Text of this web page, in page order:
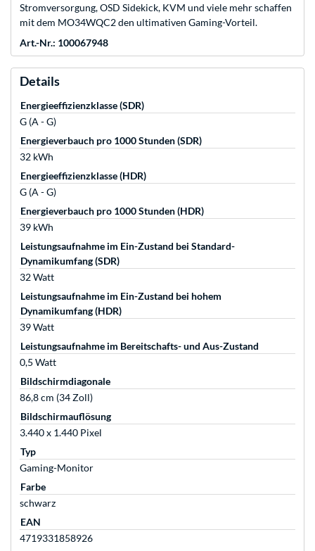
Stromversorgung, OSD Sidekick, KVM und viele mehr schaffen
mit dem MO34WQC2 den ultimativen Gaming-Vorteil.
Art.-Nr.: 100067948
Details
Energieeffizienzklasse (SDR)
G (A - G)
Energieverbauch pro 1000 Stunden (SDR)
32 kWh
Energieeffizienzklasse (HDR)
G (A - G)
Energieverbauch pro 1000 Stunden (HDR)
39 kWh
Leistungsaufnahme im Ein-Zustand bei Standard-
Dynamikumfang (SDR)
32 Watt
Leistungsaufnahme im Ein-Zustand bei hohem
Dynamikumfang (HDR)
39 Watt
Leistungsaufnahme im Bereitschafts- und Aus-Zustand
0,5 Watt
Bildschirmdiagonale
86,8 cm (34 Zoll)
Bildschirmauflösung
3.440 x 1.440 Pixel
Typ
Gaming-Monitor
Farbe
schwarz
EAN
4719331858926